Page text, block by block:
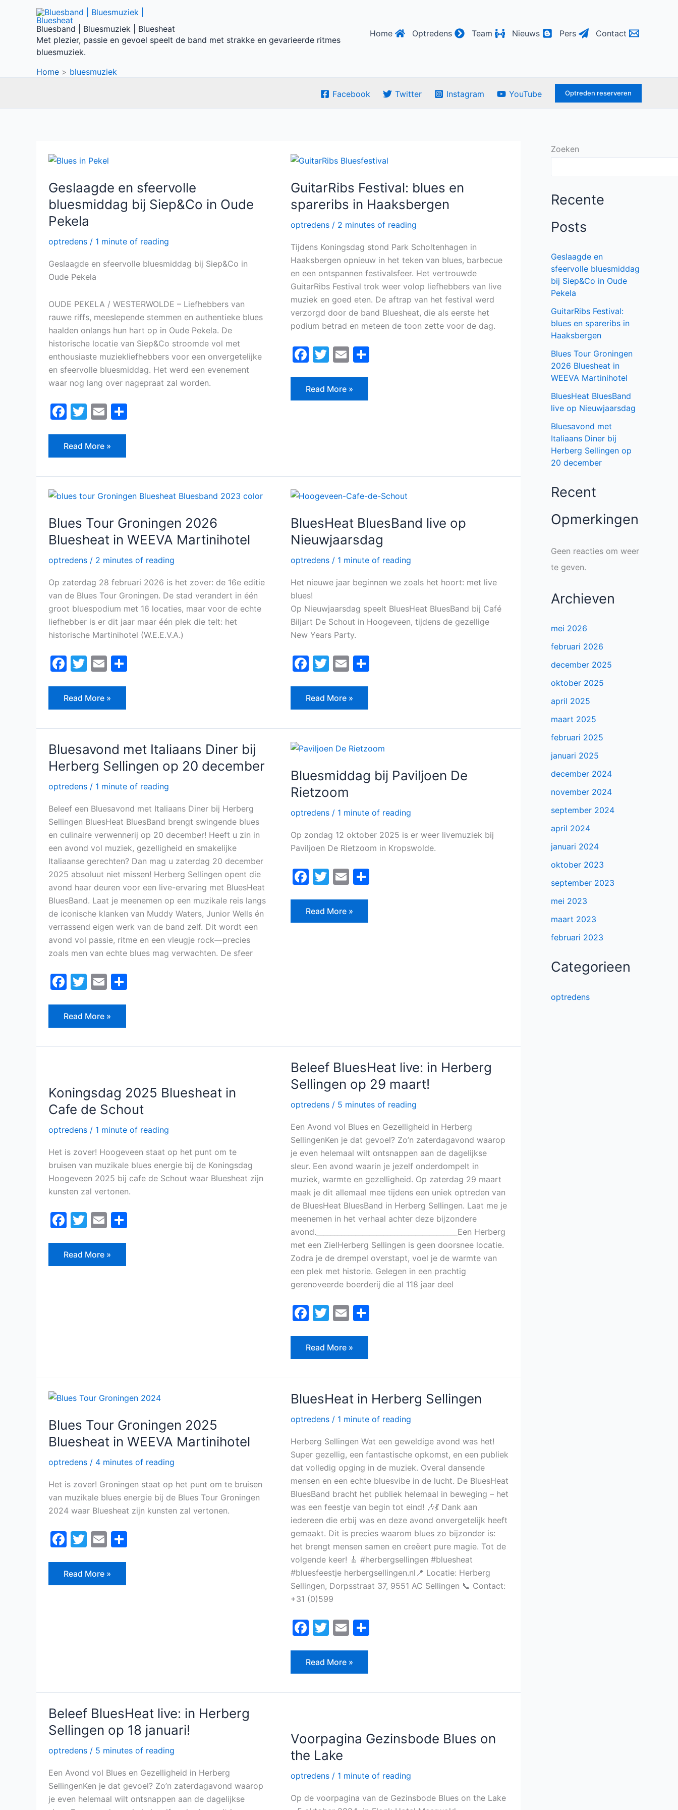
Bluesband | Bluesmuziek | Bluesheat
Met plezier, passie en gevoel speelt de band met strakke en gevarieerde ritmes
bluesmuziek.
Home Optredens Team Nieuws Pers Contact
Home bluesmuziek
Facebook Twitter Instagram YouTube Optreden reserveren
Geslaagde en sfeervolle
bluesmiddag bij Siep&Co in Oude
Pekela
optredens / 1 minute of reading
Geslaagde en sfeervolle bluesmiddag bij Siep&Co in
Oude Pekela
OUDE PEKELA / WESTERWOLDE – Liefhebbers van
rauwe riffs, meeslepende stemmen en authentieke blues
haalden onlangs hun hart op in Oude Pekela. De
historische locatie van Siep&Co stroomde vol met
enthousiaste muziekliefhebbers voor een onvergetelijke
en sfeervolle bluesmiddag. Het werd een evenement
waar nog lang over nagepraat zal worden.
F
c
e
b
o
k
T
itt
er
E
ai
l
Geslaagde
en
bluesmiddag
bij
Siep&Co
in
Pekela
Read More »
GuitarRibs Festival: blues en
spareribs in Haaksbergen
optredens / 2 minutes of reading
Tijdens Koningsdag stond Park Scholtenhagen in
Haaksbergen opnieuw in het teken van blues, barbecue
en een ontspannen festivalsfeer. Het vertrouwde
GuitarRibs Festival trok weer volop liefhebbers van live
muziek en goed eten. De aftrap van het festival werd
verzorgd door de band Bluesheat, die als eerste het
podium betrad en meteen de toon zette voor de dag.
F
c
e
T
itt
er
E
ai
l
GuitarRibs
Festival:
en
spareribs
Haaksbergen
Read More »
Blues Tour Groningen 2026
Bluesheat in WEEVA Martinihotel
optredens / 2 minutes of reading
Op zaterdag 28 februari 2026 is het zover: de 16e editie
van de Blues Tour Groningen. De stad verandert in één
groot bluespodium met 16 locaties, maar voor de echte
liefhebber is er dit jaar maar één plek die telt: het
historische Martinihotel (W.E.E.V.A.)
F
c
e
b
o
o
k
T
itt
er
E
ai
l
Blues
Tour
Bluesheat
WEEVA
Read More »
BluesHeat BluesBand live op
Nieuwjaarsdag
optredens / 1 minute of reading
Het nieuwe jaar beginnen we zoals het hoort: met live
blues!
Op Nieuwjaarsdag speelt BluesHeat BluesBand bij Café
Biljart De Schout in Hoogeveen, tijdens de gezellige
New Years Party.
F
c
e
b
o
k
T
itt
er
E
ai
l
BluesHeat
BluesBand
Nieuwjaarsdag
Read More »
Bluesavond met Italiaans Diner bij
Herberg Sellingen op 20 december
optredens / 1 minute of reading
Beleef een Bluesavond met Italiaans Diner bij Herberg
Sellingen BluesHeat BluesBand brengt swingende blues
en culinaire verwennerij op 20 december! Heeft u zin in
een avond vol muziek, gezelligheid en smakelijke
Italiaanse gerechten? Dan mag u zaterdag 20 december
2025 absoluut niet missen! Herberg Sellingen opent die
avond haar deuren voor een live-ervaring met BluesHeat
BluesBand. Laat je meenemen op een muzikale reis langs
de iconische klanken van Muddy Waters, Junior Wells én
verrassend eigen werk van de band zelf. Dit wordt een
avond vol passie, ritme en een vleugje rock—precies
zoals men van echte blues mag verwachten. De sfeer
F
c
e
b
k
T
itt
er
E
ai
l
Bluesavond
met
Italiaans
Diner
Herberg
Sellingen
20
december
Read More »
Bluesmiddag bij Paviljoen De
Rietzoom
optredens / 1 minute of reading
Op zondag 12 oktober 2025 is er weer livemuziek bij
Paviljoen De Rietzoom in Kropswolde.
F
c
e
T
itt
er
E
ai
l
Bluesmiddag
bij
Rietzoom
Read More »
Koningsdag 2025 Bluesheat in
Cafe de Schout
optredens / 1 minute of reading
Het is zover! Hoogeveen staat op het punt om te
bruisen van muzikale blues energie bij de Koningsdag
Hoogeveen 2025 bij cafe de Schout waar Bluesheat zijn
kunsten zal vertonen.
F
c
e
T
itt
er
E
ai
l
Cafe
de
Schout
Read More »
Beleef BluesHeat live: in Herberg
Sellingen op 29 maart!
optredens / 5 minutes of reading
Een Avond vol Blues en Gezelligheid in Herberg
SellingenKen je dat gevoel? Zo’n zaterdagavond waarop
je even helemaal wilt ontsnappen aan de dagelijkse
sleur. Een avond waarin je jezelf onderdompelt in
muziek, warmte en gezelligheid. Op zaterdag 29 maart
maak je dit allemaal mee tijdens een uniek optreden van
de BluesHeat BluesBand in Herberg Sellingen. Laat me je
meenemen in het verhaal achter deze bijzondere
avond.________________________________________Een Herberg
met een ZielHerberg Sellingen is geen doorsnee locatie.
Zodra je de drempel overstapt, voel je de warmte van
een plek met historie. Gelegen in een prachtig
gerenoveerde boerderij die al 118 jaar deel
F
c
e
b
o
o
k
T
itt
er
E
ai
l
Beleef
BluesHeat
live:
in
Herberg
Sellingen
op
maart!
Read More »
Blues Tour Groningen 2025
Bluesheat in WEEVA Martinihotel
optredens / 4 minutes of reading
Het is zover! Groningen staat op het punt om te bruisen
van muzikale blues energie bij de Blues Tour Groningen
2024 waar Bluesheat zijn kunsten zal vertonen.
F
c
e
T
itt
er
E
ai
l
Blues
Tour
Bluesheat
WEEVA
Read More »
BluesHeat in Herberg Sellingen
optredens / 1 minute of reading
Herberg Sellingen Wat een geweldige avond was het!
Super gezellig, een fantastische opkomst, en een publiek
dat volledig opging in de muziek. Overal dansende
mensen en een echte bluesvibe in de lucht. De BluesHeat
BluesBand bracht het publiek helemaal in beweging – het
was een feestje van begin tot eind! 🎶💃 Dank aan
iedereen die erbij was en deze avond onvergetelijk heeft
gemaakt. Dit is precies waarom blues zo bijzonder is:
het brengt mensen samen en creëert pure magie. Tot de
volgende keer! 🎸 #herbergsellingen #bluesheat
#bluesfeestje herbergsellingen.nl📍 Locatie: Herberg
Sellingen, Dorpsstraat 37, 9551 AC Sellingen 📞 Contact:
+31 (0)599
F
c
e
b
k
T
itt
er
E
ai
l
BluesHeat
in
Sellingen
Read More »
Beleef BluesHeat live: in Herberg
Sellingen op 18 januari!
optredens / 5 minutes of reading
Een Avond vol Blues en Gezelligheid in Herberg
SellingenKen je dat gevoel? Zo’n zaterdagavond waarop
je even helemaal wilt ontsnappen aan de dagelijkse
Beleef
BluesHeat
live:
in
Herberg
Sellingen
op
januari!
Voorpagina Gezinsbode Blues on
the Lake
optredens / 1 minute of reading
Op de voorpagina van de Gezinsbode Blues on the Lake
the
Lake
Zoeken
Recente
Posts
Geslaagde en
sfeervolle bluesmiddag
bij Siep&Co in Oude
Pekela
GuitarRibs Festival:
blues en spareribs in
Haaksbergen
Blues Tour Groningen
2026 Bluesheat in
WEEVA Martinihotel
BluesHeat BluesBand
live op Nieuwjaarsdag
Bluesavond met
Italiaans Diner bij
Herberg Sellingen op
20 december
Recent
Opmerkingen
Geen reacties om weer
te geven.
Archieven
mei 2026
februari 2026
december 2025
oktober 2025
april 2025
maart 2025
februari 2025
januari 2025
december 2024
november 2024
september 2024
april 2024
januari 2024
oktober 2023
september 2023
mei 2023
maart 2023
februari 2023
Categorieen
optredens